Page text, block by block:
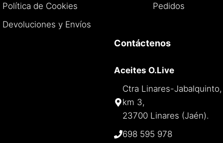
Política de Cookies
Devoluciones y Envíos
Pedidos
Contáctenos
Aceites O.Live
Ctra Linares-Jabalquinto,
km 3,
23700 Linares (Jaén).
698 595 978